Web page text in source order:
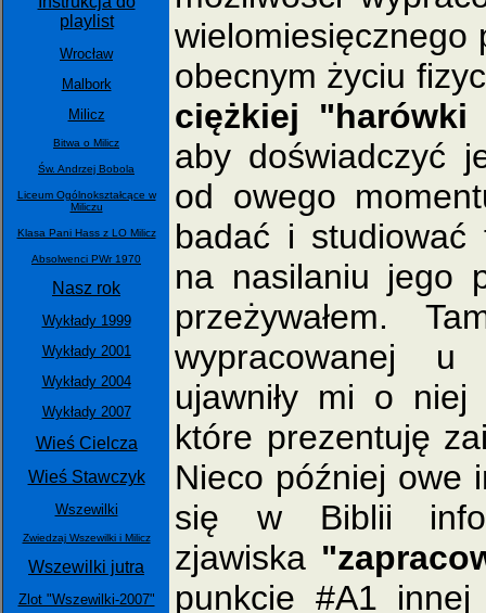
playlist
Wrocław
Malbork
Milicz
Bitwa o Milicz
Św. Andrzej Bobola
Liceum Ogólnokształcące w
Miliczu
Klasa Pani Hass z LO Milicz
Absolwenci PWr 1970
Nasz rok
Wykłady 1999
Wykłady 2001
Wykłady 2004
Wykłady 2007
Wieś Cielcza
Wieś Stawczyk
Wszewilki
Zwiedzaj Wszewilki i Milicz
Wszewilki jutra
Zlot "Wszewilki-2007"
wielomiesięcznego
obecnym życiu
ciężkiej "harówki
aby doświadczyć
od owego
badać i studiować
na nasilaniu jego
przeżywałem.
wypracowanej
ujawniły mi o
które prezentuję
Nieco później owe
się w Biblii
zjawiska
punkcie #A1